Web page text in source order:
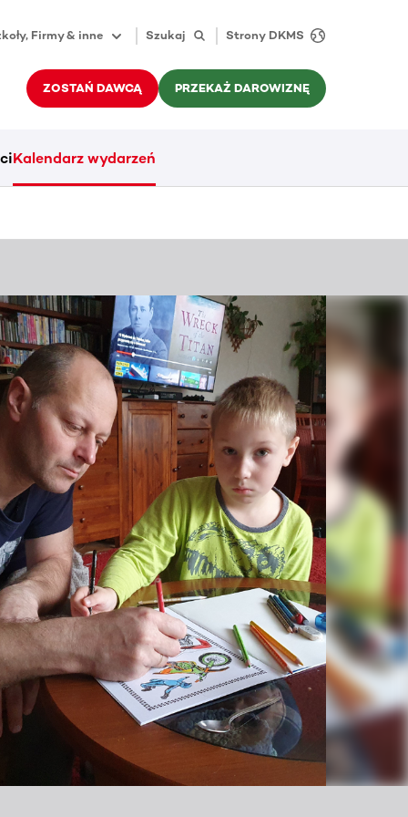
Firmy & inne Szukaj Strony DKMS
ZOSTAŃ DAWCĄ PRZEKAŻ DAROWIZNĘ
Kalendarz wydarzeń